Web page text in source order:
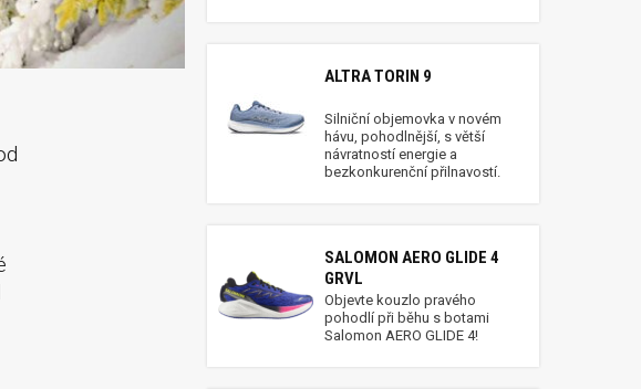
ALTRA TORIN 9
Silniční objemovka v novém
hávu, pohodlnější, s větší
návratností energie a
bezkonkurenční přilnavostí.
SALOMON AERO GLIDE 4
GRVL
Objevte kouzlo pravého
pohodlí při běhu s botami
Salomon AERO GLIDE 4!